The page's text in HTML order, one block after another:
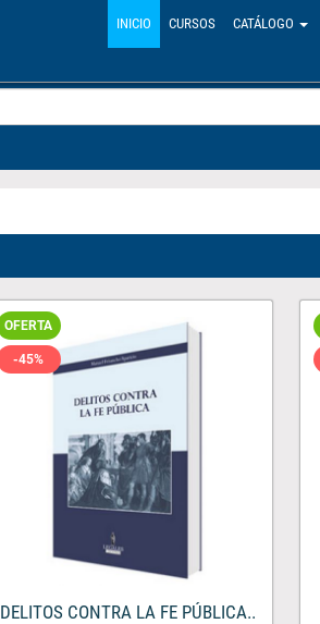
INICIO CURSOS CATÁLOGO
OFERTA
-45%
DELITOS CONTRA LA FE PÚBLICA..